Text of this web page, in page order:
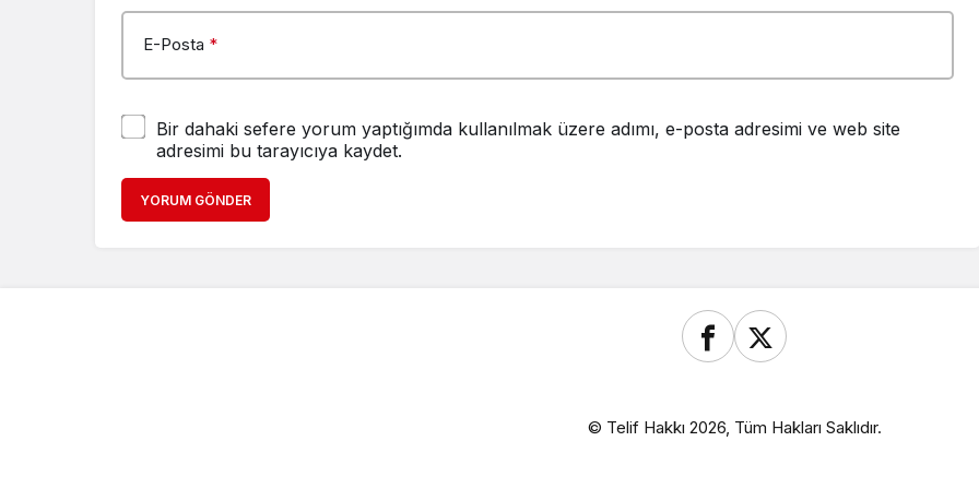
E-Posta *
Bir dahaki sefere yorum yaptığımda kullanılmak üzere adımı, e-posta adresimi ve web site
adresimi bu tarayıcıya kaydet.
YORUM GÖNDER
© Telif Hakkı 2026, Tüm Hakları Saklıdır.